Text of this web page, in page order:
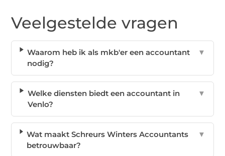
Veelgestelde vragen
Waarom heb ik als mkb'er een accountant
nodig?
▼
Welke diensten biedt een accountant in
Venlo?
▼
Wat maakt Schreurs Winters Accountants
betrouwbaar?
▼